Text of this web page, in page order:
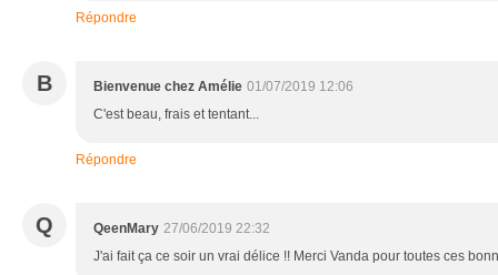
Répondre
B Bienvenue chez Amélie 01/07/2019 12:06
C'est beau, frais et tentant...
Répondre
Q QeenMary 27/06/2019 22:32
J'ai fait ça ce soir un vrai délice !! Merci Vanda pour toutes ces